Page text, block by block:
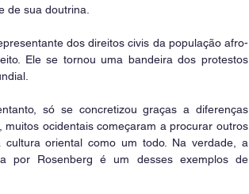
de sua doutrina.
dos direitos civis da população afro-
Ele se tornou uma bandeira dos protestos
só se concretizou graças a diferenças
ocidentais começaram a procurar outros
oriental como um todo. Na verdade, a
por Rosenberg é um desses exemplos de